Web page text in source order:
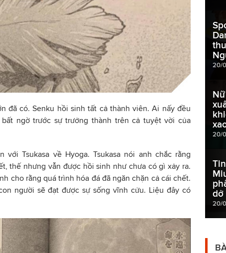
đã có. Senku hồi sinh tất cả thành viên. Ai nấy đều
ngờ trước sự trưởng thành trên cả tuyệt vời của
với Tsukasa về Hyoga. Tsukasa nói anh chắc rằng
thế nhưng vẫn được hồi sinh như chưa có gì xảy ra.
cho rằng quá trình hóa đá đã ngăn chặn cả cái chết.
người sẽ đạt được sự sống vĩnh cửu. Liệu đây có
20/
20/
dở
20/